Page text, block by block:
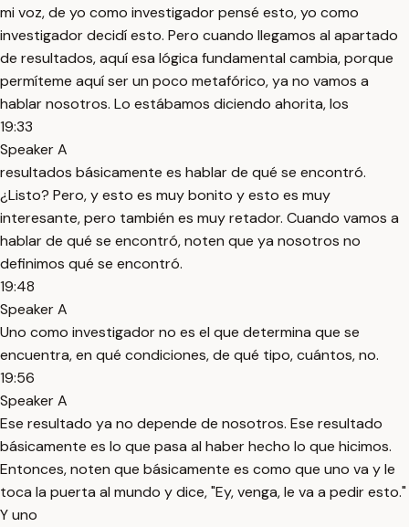
mi voz, de yo como investigador pensé esto, yo como
investigador decidí esto. Pero cuando llegamos al apartado
de resultados, aquí esa lógica fundamental cambia, porque
permíteme aquí ser un poco metafórico, ya no vamos a
hablar nosotros. Lo estábamos diciendo ahorita, los
19:33
Speaker A
resultados básicamente es hablar de qué se encontró.
¿Listo? Pero, y esto es muy bonito y esto es muy
interesante, pero también es muy retador. Cuando vamos a
hablar de qué se encontró, noten que ya nosotros no
definimos qué se encontró.
19:48
Speaker A
Uno como investigador no es el que determina que se
encuentra, en qué condiciones, de qué tipo, cuántos, no.
19:56
Speaker A
Ese resultado ya no depende de nosotros. Ese resultado
básicamente es lo que pasa al haber hecho lo que hicimos.
Entonces, noten que básicamente es como que uno va y le
toca la puerta al mundo y dice, "Ey, venga, le va a pedir esto."
Y uno